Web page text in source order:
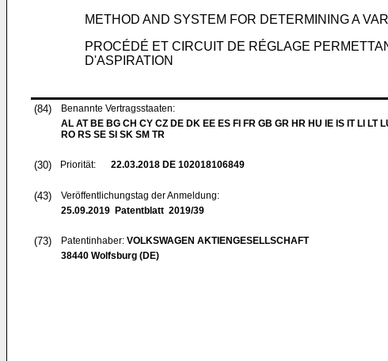
METHOD AND SYSTEM FOR DETERMINING A
PROCÉDÉ ET CIRCUIT DE RÉGLAGE
D'ASPIRATION
(84)
Benannte Vertragsstaaten:
AL AT BE BG CH CY CZ DE DK EE ES FI FR GB GR HR HU IE IS IT LI LT
RO RS SE SI SK SM TR
(30) Priorität: 22.03.2018 DE 102018106849
(43)
Veröffentlichungstag der Anmeldung:
25.09.2019 Patentblatt 2019/39
(73) Patentinhaber: VOLKSWAGEN AKTIENGESELLSCHAFT
38440 Wolfsburg (DE)